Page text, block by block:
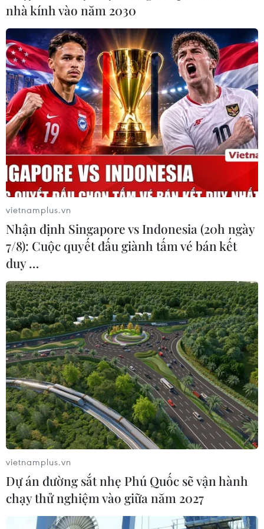
#Hà Tĩnh
#Ngày Thương binh-Liệt sỹ
#Ngã ba Đồng Lộc
#Thanh niên xung phong
#Tri ân
Hà Tĩnh
Theo dõi VietnamPlus
TIN LIÊN QUAN
nhà kính vào năm 2030
vietnamplus.vn
Nhận định Singapore vs Indonesia (20h ngày
7/8): Cuộc quyết đấu giành tấm vé bán kết
duy …
vietnamplus.vn
Dự án đường sắt nhẹ Phú Quốc sẽ vận hành
chạy thử nghiệm vào giữa năm 2027